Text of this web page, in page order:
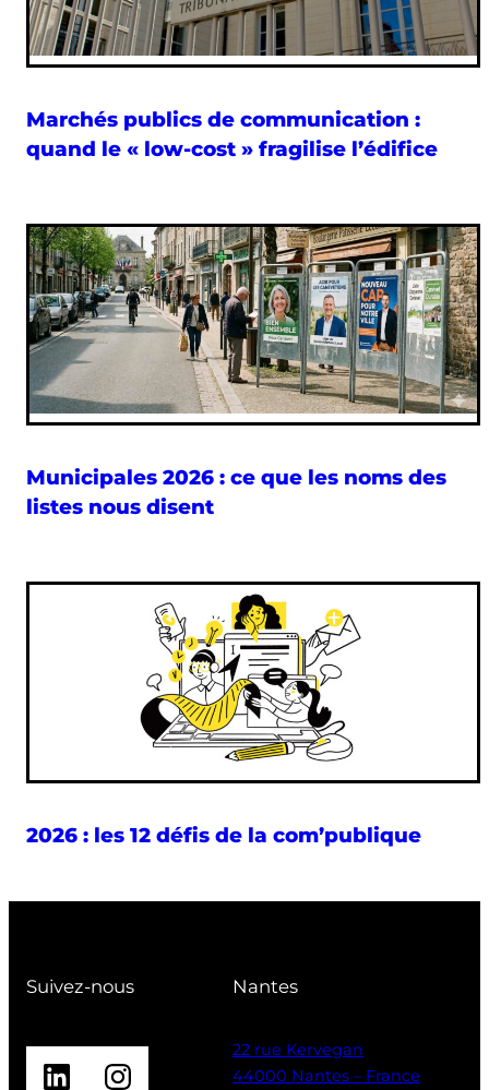
Marchés publics de communication :
quand le « low-cost » fragilise l’édifice
Municipales 2026 : ce que les noms des
listes nous disent
2026 : les 12 défis de la com’publique
Suivez-nous
LinkedInInstagram
Nantes
22 rue Kervegan
44000 Nantes – France